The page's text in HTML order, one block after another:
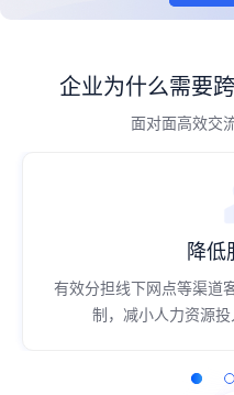
企业为什么需要
面对面高效交
传统时空限
服务流
文件传